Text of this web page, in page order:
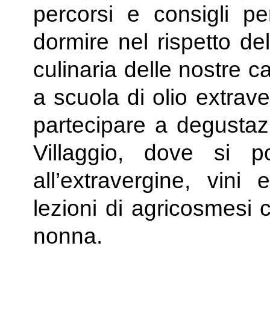
percorsi e consigli
dormire nel rispetto
culinaria delle nostre
a scuola di olio
partecipare a
Villaggio, dove si
all’extravergine,
lezioni di agricosmesi
nonna.